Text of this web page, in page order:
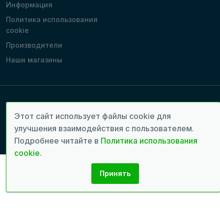
Информация
Политика использования
cookie
Производители
Наши магазины
Copyright 2022 - 2026 © Все права защищены. | Время генерации
Разработка сайтов:
Этот сайт использует файлы cookie для
улучшения взаимодействия с пользователем.
Подробнее читайте в Политика использования
cookie.
Принять